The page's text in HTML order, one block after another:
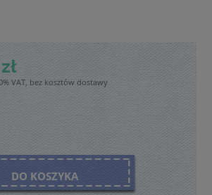
VAT, bez kosztów dostawy
DO KOSZYKA